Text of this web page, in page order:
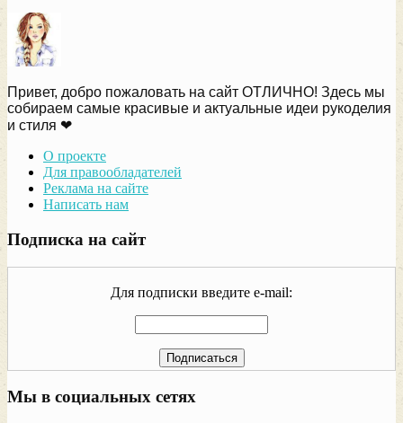
Привет, добро пожаловать на сайт ОТЛИЧНО! Здесь мы
собираем самые красивые и актуальные идеи рукоделия
и стиля ❤
О проекте
Для правообладателей
Реклама на сайте
Написать нам
Подписка на сайт
Для подписки введите e-mail:
Мы в социальных сетях